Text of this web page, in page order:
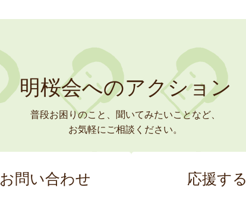
明桜会へのアクション
普段お困りのこと、聞いてみたいことなど、
お気軽にご相談ください。
お問い合わせ 応援する